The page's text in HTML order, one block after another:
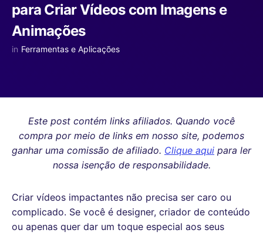
para Criar Vídeos com Imagens e
Animações
in Ferramentas e Aplicações
Este post contém links afiliados. Quando você
compra por meio de links em nosso site, podemos
ganhar uma comissão de afiliado. Clique aqui para ler
nossa isenção de responsabilidade.
Criar vídeos impactantes não precisa ser caro ou
complicado. Se você é designer, criador de conteúdo
ou apenas quer dar um toque especial aos seus